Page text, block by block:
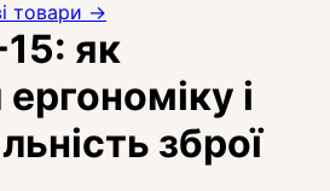
як
і
зброї
товари →